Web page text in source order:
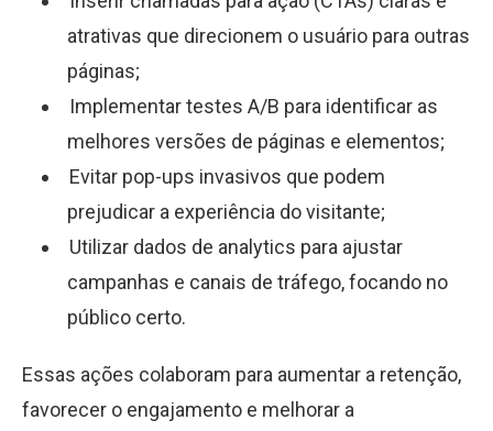
atrativas que direcionem o usuário para outras
páginas;
Implementar testes A/B para identificar as
melhores versões de páginas e elementos;
Evitar pop-ups invasivos que podem
prejudicar a experiência do visitante;
Utilizar dados de analytics para ajustar
campanhas e canais de tráfego, focando no
público certo.
Essas ações colaboram para aumentar a retenção,
favorecer o engajamento e melhorar a